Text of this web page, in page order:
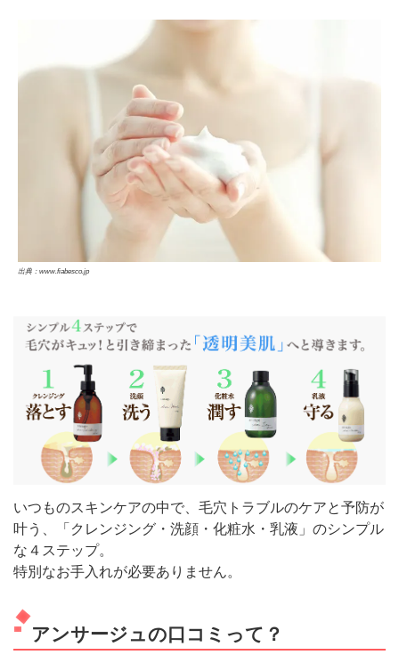
出典：www.fiabesco.jp
いつものスキンケアの中で、毛穴トラブルのケアと予防が
叶う、「クレンジング・洗顔・化粧水・乳液」のシンプル
な４ステップ。
特別なお手入れが必要ありません。
アンサージュの口コミって？